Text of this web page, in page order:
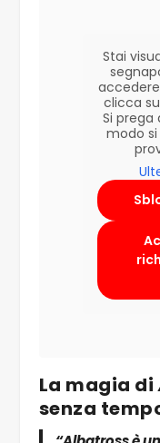
Stai
clicca
Si
modo
La magia di
senza